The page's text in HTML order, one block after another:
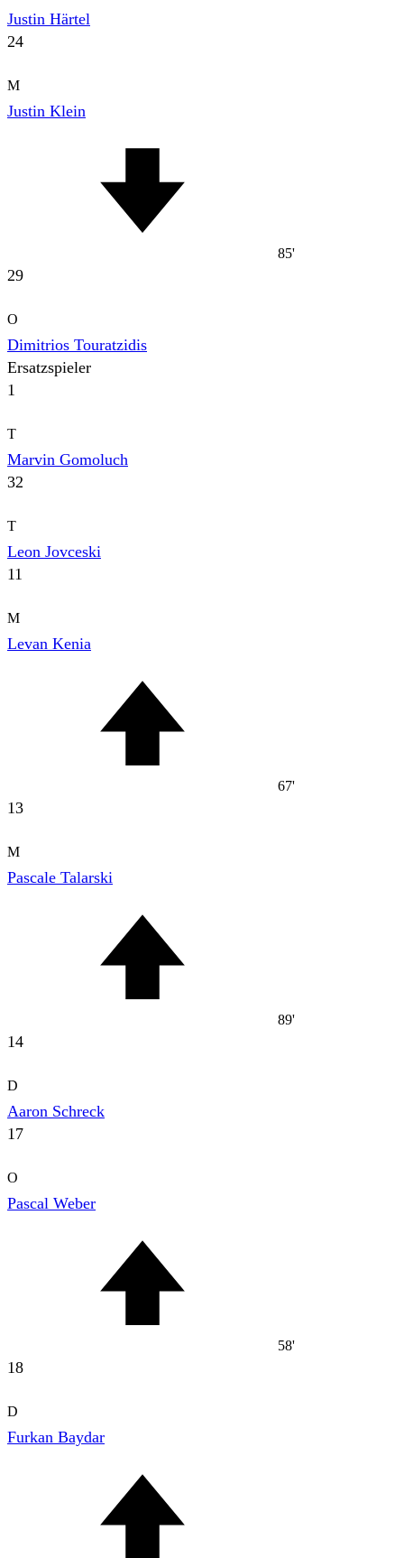
Justin Härtel
24
M
Justin Klein
85'
29
O
Dimitrios Touratzidis
Ersatzspieler
1
T
Marvin Gomoluch
32
T
Leon Jovceski
11
M
Levan Kenia
67'
13
M
Pascale Talarski
89'
14
D
Aaron Schreck
17
O
Pascal Weber
58'
18
D
Furkan Baydar